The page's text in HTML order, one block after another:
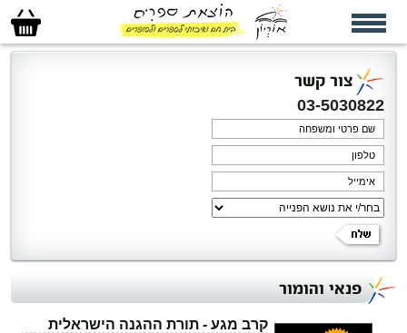
סל
הקניות
שלי
צור קשר
03-5030822
פנאי והומור
קרב מגע - תורת ההגנה הישראלית